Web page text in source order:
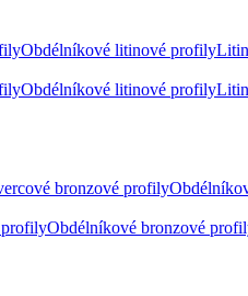
Obdélníkové litinové profily
Obdélníkové litinové profily
bronzové profily
profilyObdélníkové bronzové